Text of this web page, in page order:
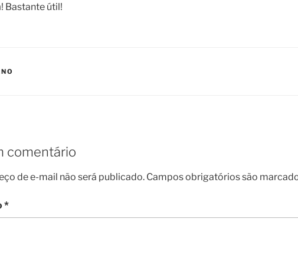
Bastante útil!
comentário
de e-mail não será publicado. Campos obrigatórios são
*